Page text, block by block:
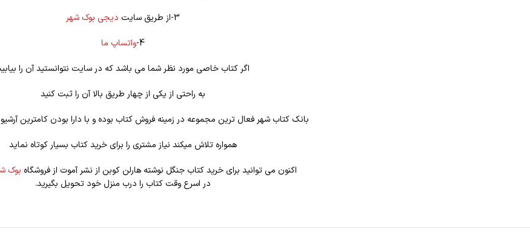
3-از طریق سایت
دیجی بوک شهر
4- واتساپ ما
اگر کتاب خاصی مورد نظر شما می باشد که در سایت نتوانستید آن را
به راحتی از یکی از چهار طریق بالا آن را ثبت کنید
بانک کتاب شهر فعال ترین مجموعه در زمینه فروش کتاب بوده و با دارا بودن کامترین
همواره تلاش میکند نیاز مشتری را برای خرید کتاب بسیار کوتاه نماید
اکنون می توانید برای خرید کتاب جنگل نوشته هارلن کوبن از نشر آموت از فروشگاه بوک
در اسرع وقت کتاب را درب منزل خود تحویل بگیرید.